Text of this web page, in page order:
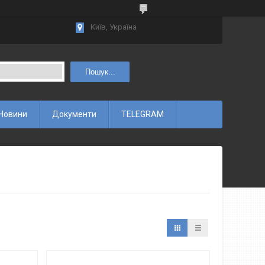
Київ, Україна
Пошук...
Документи TELEGRAM